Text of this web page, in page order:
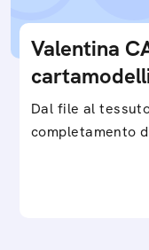
Valentina
Dal file al
completamento